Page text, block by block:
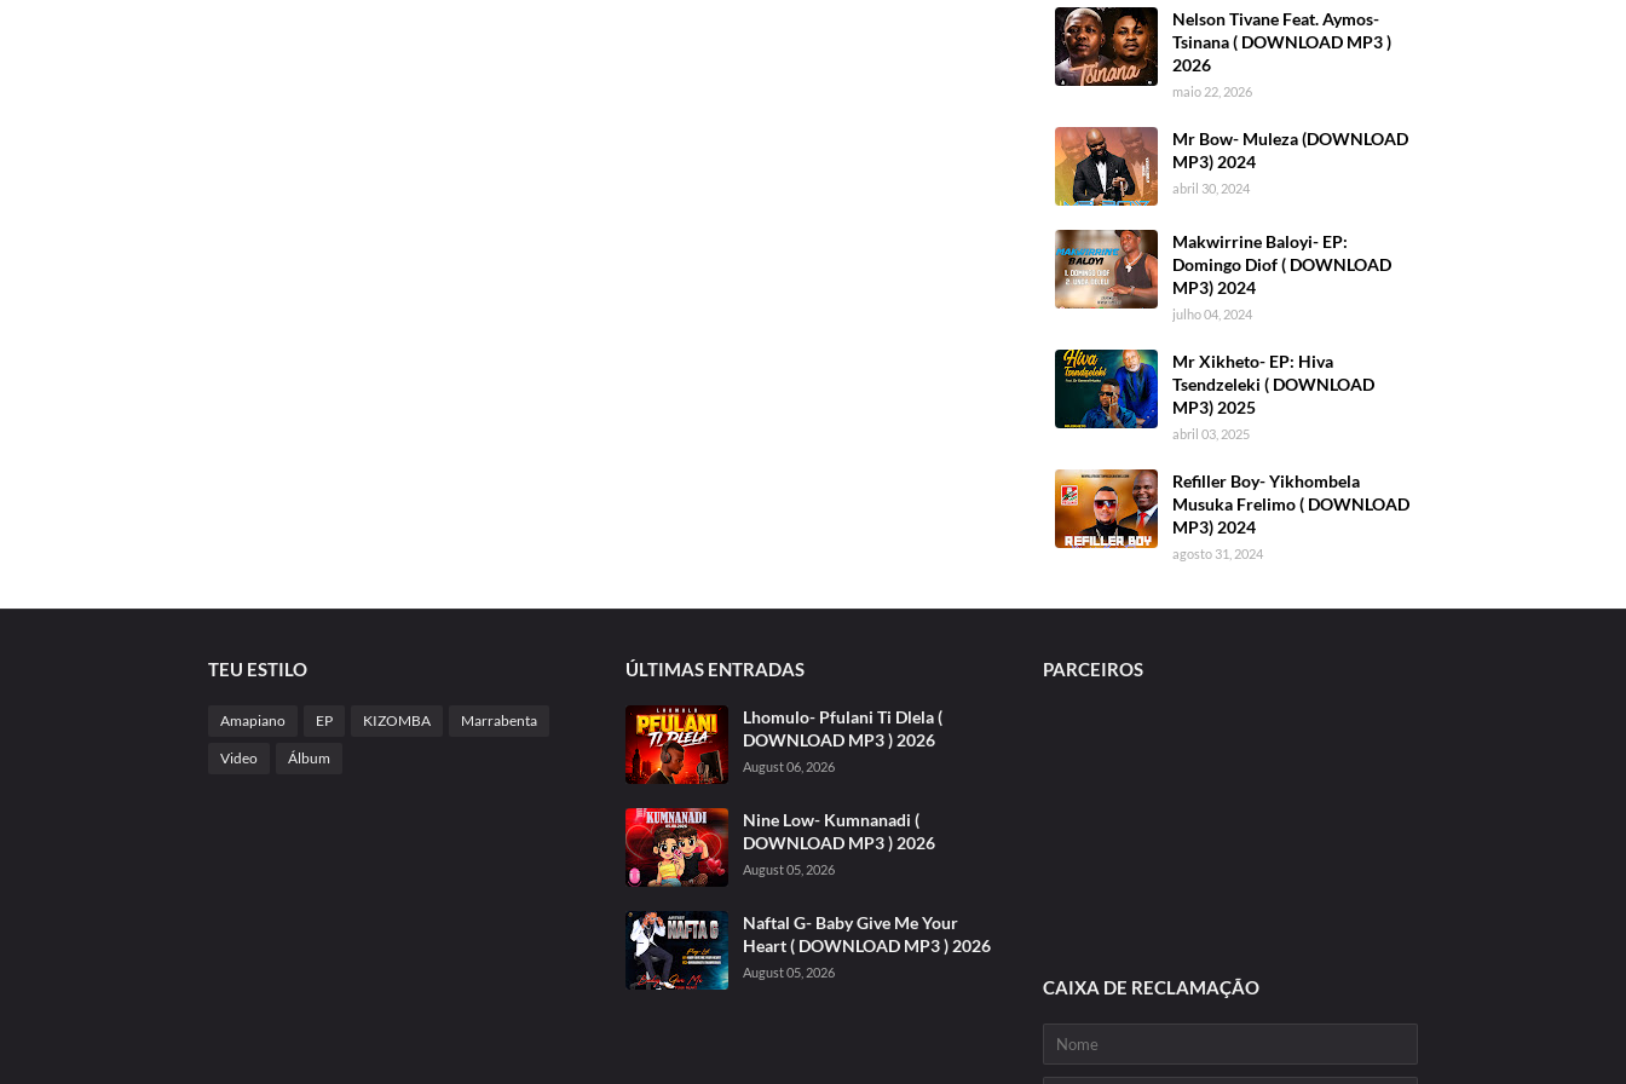
Nelson Tivane Feat. Aymos-
Tsinana ( DOWNLOAD MP3 )
2026
maio 22, 2026
Mr Bow- Muleza (DOWNLOAD
MP3) 2024
abril 30, 2024
Makwirrine Baloyi- EP:
Domingo Diof ( DOWNLOAD
MP3) 2024
julho 04, 2024
Mr Xikheto- EP: Hiva
Tsendzeleki ( DOWNLOAD
MP3) 2025
abril 03, 2025
Refiller Boy- Yikhombela
Musuka Frelimo ( DOWNLOAD
MP3) 2024
agosto 31, 2024
TEU ESTILO
Amapiano EP KIZOMBA Marrabenta
Video Álbum
ÚLTIMAS ENTRADAS
Lhomulo- Pfulani Ti Dlela (
DOWNLOAD MP3 ) 2026
August 06, 2026
Nine Low- Kumnanadi (
DOWNLOAD MP3 ) 2026
August 05, 2026
Naftal G- Baby Give Me Your
Heart ( DOWNLOAD MP3 ) 2026
August 05, 2026
PARCEIROS
CAIXA DE RECLAMAÇÃO